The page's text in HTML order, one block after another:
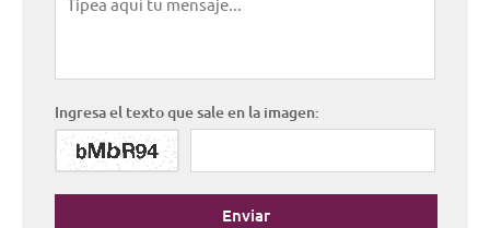
Ingresa el texto que sale en la imagen:
Enviar